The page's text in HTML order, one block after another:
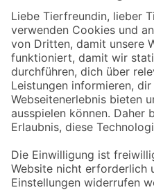
© 2026 Fressnapf Tiernahrungs GmbH
Datenschutz­hinweise
Cookies
AGB
Entdecke Fressnapf
Tierversicherung
GPS-Tracker
Fressnapf Salon
Online-Shop